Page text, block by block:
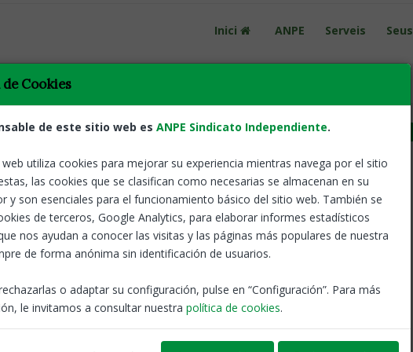
Inici ANPE Serveis Seus
Catalunya
i el llistat alfabétic general per
Funcionaris
del C1 de Valencià
Catalunya 15 May, 2025
València ha comès una errada important en el
Cookies
de este sitio web es ANPE Sindicato Independiente.
utiliza cookies para mejorar su experiencia mientras navega por el sitio
las cookies que se clasifican como necesarias se almacenan en su
y son esenciales para el funcionamiento básico del sitio web. También se
de terceros, Google Analytics, para elaborar informes estadísticos
nos ayudan a conocer las visitas y las páginas más populares de nuestra
de forma anónima sin identificación de usuarios.
o adaptar su configuración, pulse en “Configuración”. Para más
le invitamos a consultar nuestra política de cookies.